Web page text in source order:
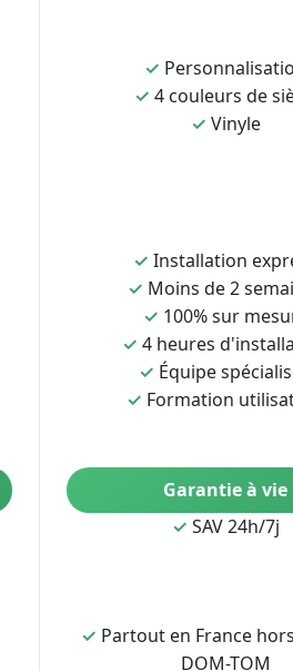
✓
✓ 4 couleurs de
✓ Vinyle
✓ Installation
✓ Moins de 2
✓ 100% sur
✓ 4 heures
✓ Équipe
✓ Formation
Garantie à vie
✓ SAV 24h/7j
✓ Partout en France
DOM-TOM